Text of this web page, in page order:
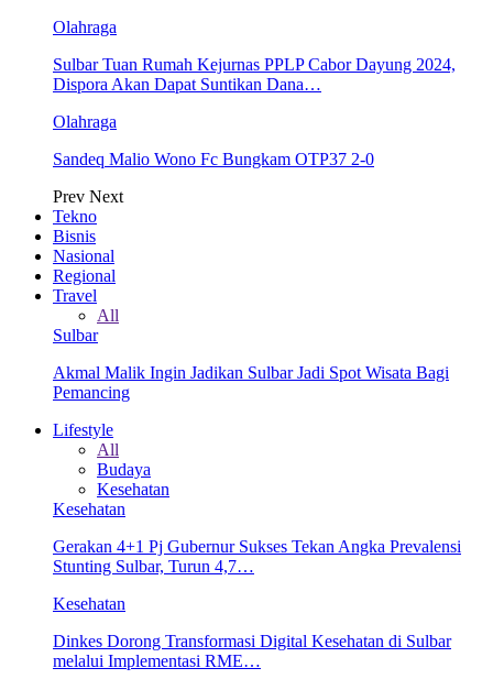
Olahraga
Sulbar Tuan Rumah Kejurnas PPLP Cabor Dayung 2024,
Dispora Akan Dapat Suntikan Dana…
Olahraga
Sandeq Malio Wono Fc Bungkam OTP37 2-0
Prev Next
Tekno
Bisnis
Nasional
Regional
Travel
All
Sulbar
Akmal Malik Ingin Jadikan Sulbar Jadi Spot Wisata Bagi
Pemancing
Lifestyle
All
Budaya
Kesehatan
Kesehatan
Gerakan 4+1 Pj Gubernur Sukses Tekan Angka Prevalensi
Stunting Sulbar, Turun 4,7…
Kesehatan
Dinkes Dorong Transformasi Digital Kesehatan di Sulbar
melalui Implementasi RME…